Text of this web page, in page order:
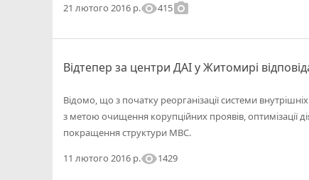
21 лютого 2016 р.visibility415photo_camera
Відтепер за центри ДАІ у Житомирі
Відомо, що з початку реорганізації системи
з метою очищення корупційних проявів, оптимізації
покращення структури МВС.
11 лютого 2016 р.visibility1429